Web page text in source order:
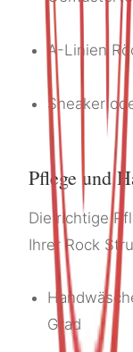
A-Linien
Sneaker
Pflege und
Die richtige
Ihrer Rock
Grad